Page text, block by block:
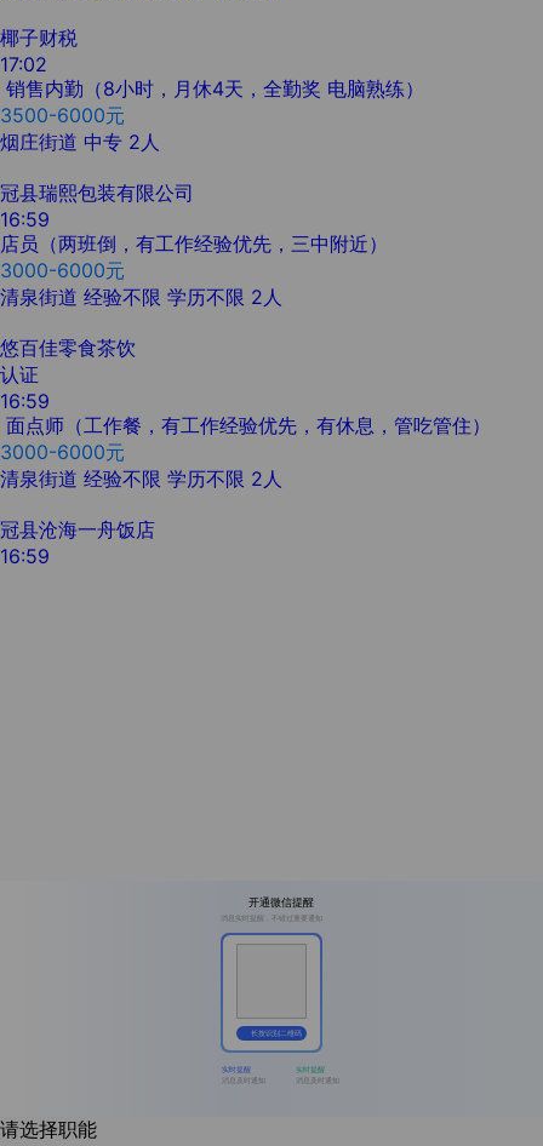
椰子财税
17:02
销售内勤（8小时，月休4天，全勤奖 电脑熟练）
3500-6000元
烟庄街道 中专 2人
冠县瑞熙包装有限公司
16:59
店员（两班倒，有工作经验优先，三中附近）
3000-6000元
清泉街道 经验不限 学历不限 2人
悠百佳零食茶饮
认证
16:59
面点师（工作餐，有工作经验优先，有休息，管吃管住）
3000-6000元
清泉街道 经验不限 学历不限 2人
冠县沧海一舟饭店
16:59
开通微信提醒
消息实时提醒，不错过重要通知
长按识别二维码
实时提醒
消息及时通知
实时提醒
消息及时通知
请选择职能